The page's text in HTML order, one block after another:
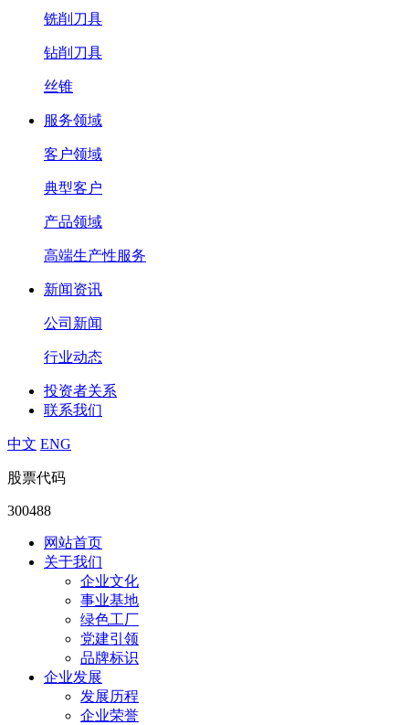
铣削刀具
钻削刀具
丝锥
服务领域
客户领域
典型客户
产品领域
高端生产性服务
新闻资讯
公司新闻
行业动态
投资者关系
联系我们
中文 ENG
股票代码
300488
网站首页
关于我们
企业文化
事业基地
绿色工厂
党建引领
品牌标识
企业发展
发展历程
企业荣誉